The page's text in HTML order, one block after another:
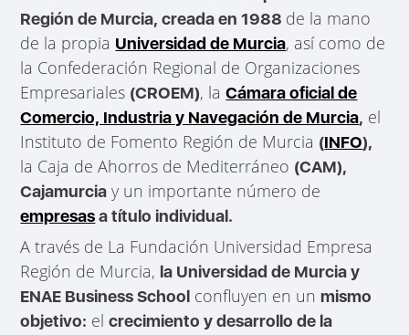
Región de Murcia, creada en 1988 de la mano
de la propia Universidad de Murcia, así como de
la Confederación Regional de Organizaciones
Empresariales (CROEM), laCámara oficial de
Comercio, Industria y Navegación de Murcia, el
Instituto de Fomento Región de Murcia (INFO),
la Caja de Ahorros de Mediterráneo (CAM),
Cajamurcia y un importante número de
empresasa título individual.
A través de La Fundación Universidad Empresa
Región de Murcia, la Universidad de Murcia y
ENAE Business School confluyen en unmismo
objetivo: elcrecimiento y desarrollo de la